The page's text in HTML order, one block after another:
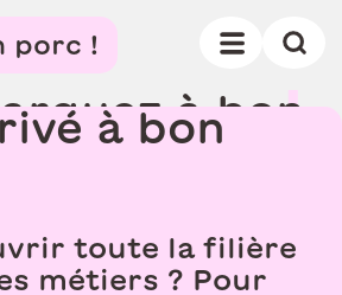
porc !t u ne
f iliè r
arquez à b on
por c
à bon
toute la filière
métiers ? Pour